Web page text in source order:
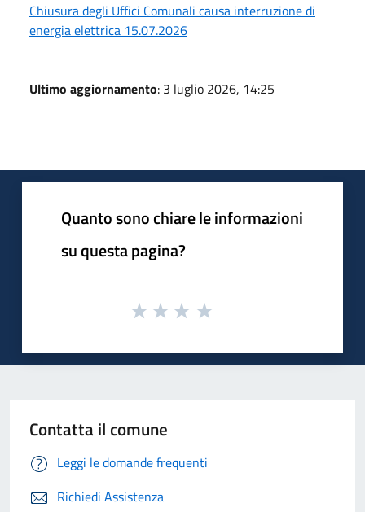
Chiusura degli Uffici Comunali causa interruzione di
energia elettrica 15.07.2026
Ultimo aggiornamento: 3 luglio 2026, 14:25
Quanto sono chiare le informazioni
su questa pagina?
Contatta il comune
Leggi le domande frequenti
Richiedi Assistenza